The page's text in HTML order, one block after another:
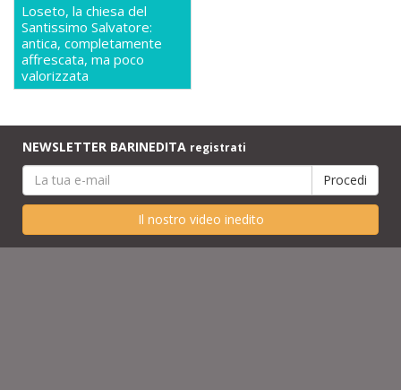
Loseto, la chiesa del
Santissimo Salvatore:
antica, completamente
affrescata, ma poco
valorizzata
NEWSLETTER BARINEDITA registrati
Il nostro video inedito